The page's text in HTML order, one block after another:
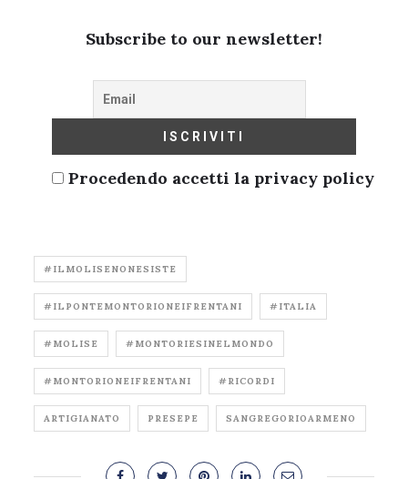
Subscribe to our newsletter!
Procedendo accetti la privacy policy
#ILMOLISENONESISTE
#ILPONTEMONTORIONEIFRENTANI #ITALIA
#MOLISE #MONTORIESINELMONDO
#MONTORIONEIFRENTANI #RICORDI
ARTIGIANATO PRESEPE SANGREGORIOARMENO